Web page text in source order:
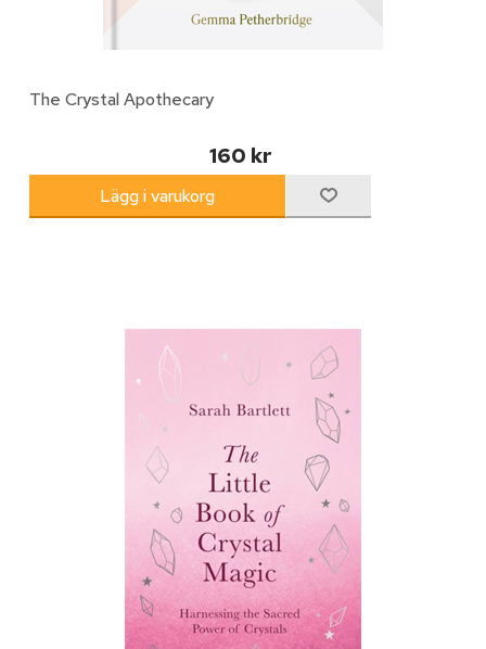
The Crystal Apothecary
160 kr